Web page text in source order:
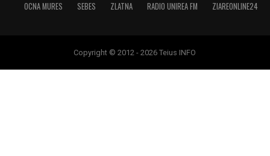
OCNA MURES
SEBES ZLATNA RADIO UNIREA FM ZIAREONLINE24
Copyright © 2012 - 2026 Teius INFO